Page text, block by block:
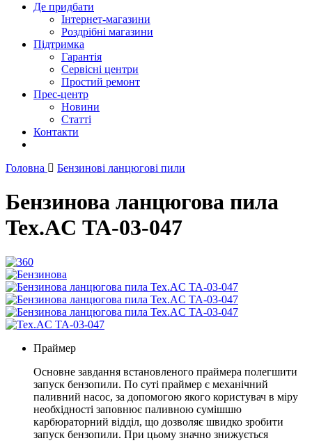
Де придбати
Інтернет-магазини
Роздрібні магазини
Підтримка
Гарантія
Сервісні центри
Простий ремонт
Прес-центр
Новини
Статті
Контакти
Головна Бензинові ланцюгові пили
Бензинова ланцюгова пила
Tex.AC ТА-03-047
Праймер
Основне завдання встановленого праймера полегшити
запуск бензопили. По суті праймер є механічний
паливний насос, за допомогою якого користувач в міру
необхідності заповнює паливною сумішшю
карбюраторний відділ, що дозволяє швидко зробити
запуск бензопили. При цьому значно знижується